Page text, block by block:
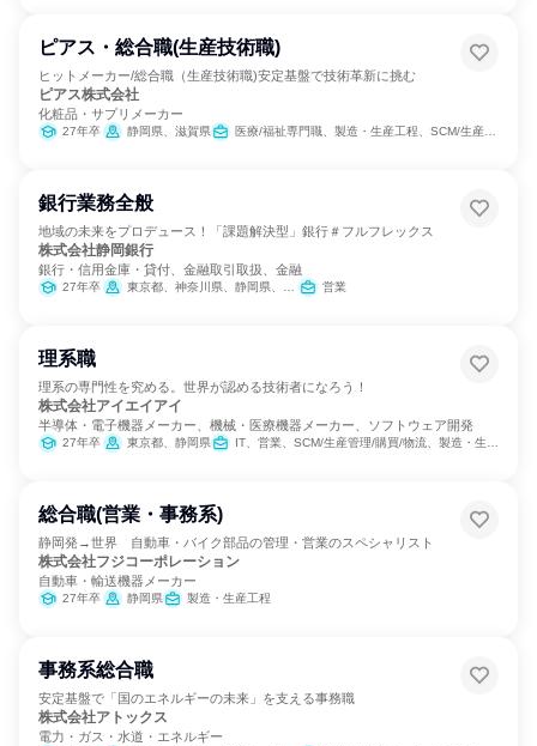
ピアス・総合職(生産技術職)
ヒットメーカー/総合職（生産技術職)安定基盤で技術革新に挑む
ピアス株式会社
化粧品・サプリメーカー
27年卒 静岡県、滋賀県 医療/福祉専門職、製造・生産工程、SCM/生産管理/購買/物流、建築/土木/プラント専門職
銀行業務全般
地域の未来をプロデュース！「課題解決型」銀行＃フルフレックス
株式会社静岡銀行
銀行・信用金庫・貸付、金融取引取扱、金融
27年卒 東京都、神奈川県、静岡県、愛知県、大阪府 営業
理系職
理系の専門性を究める。世界が認める技術者になろう！
株式会社アイエイアイ
半導体・電子機器メーカー、機械・医療機器メーカー、ソフトウェア開発
27年卒 東京都、静岡県 IT、営業、SCM/生産管理/購買/物流、製造・生産工程、建築/土木/プラント専門職、カスタマーサポート/コールセンター
総合職(営業・事務系)
静岡発→世界 自動車・バイク部品の管理・営業のスペシャリスト
株式会社フジコーポレーション
自動車・輸送機器メーカー
27年卒 静岡県 製造・生産工程
事務系総合職
安定基盤で「国のエネルギーの未来」を支える事務職
株式会社アトックス
電力・ガス・水道・エネルギー